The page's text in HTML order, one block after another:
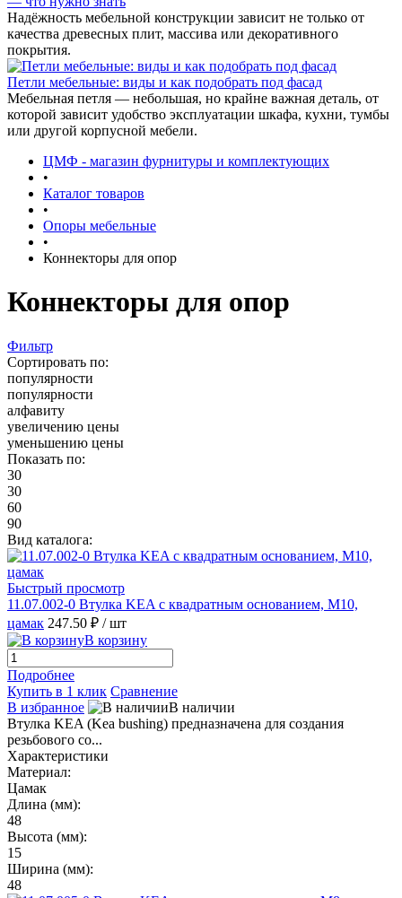
Надёжность мебельной конструкции зависит не только от
качества древесных плит, массива или декоративного
покрытия.
Петли мебельные: виды и как подобрать под фасад
Мебельная петля — небольшая, но крайне важная деталь, от
которой зависит удобство эксплуатации шкафа, кухни, тумбы
или другой корпусной мебели.
ЦМФ - магазин фурнитуры и комплектующих
•
Каталог товаров
•
Опоры мебельные
•
Коннекторы для опор
Коннекторы для опор
Фильтр
Сортировать по:
популярности
популярности
алфавиту
увеличению цены
уменьшению цены
Показать по:
30
30
60
90
Вид каталога:
Быстрый просмотр
11.07.002-0 Втулка KEA с квадратным основанием, M10,
цамак 247.50 ₽ / шт
В корзину
Подробнее
Купить в 1 клик Сравнение
В избранное
В наличии
Втулка KEA (Kea bushing) предназначена для создания
резьбового со...
Характеристики
Материал:
Цамак
Длина (мм):
48
Высота (мм):
15
Ширина (мм):
48